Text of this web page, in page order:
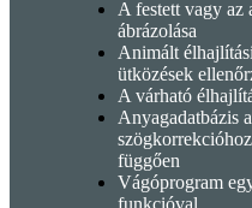
A festett vagy az
ábrázolása
Animált
ütközések
A várható
Anyagadatbázis
függően
Vágóprogram
funkcióval